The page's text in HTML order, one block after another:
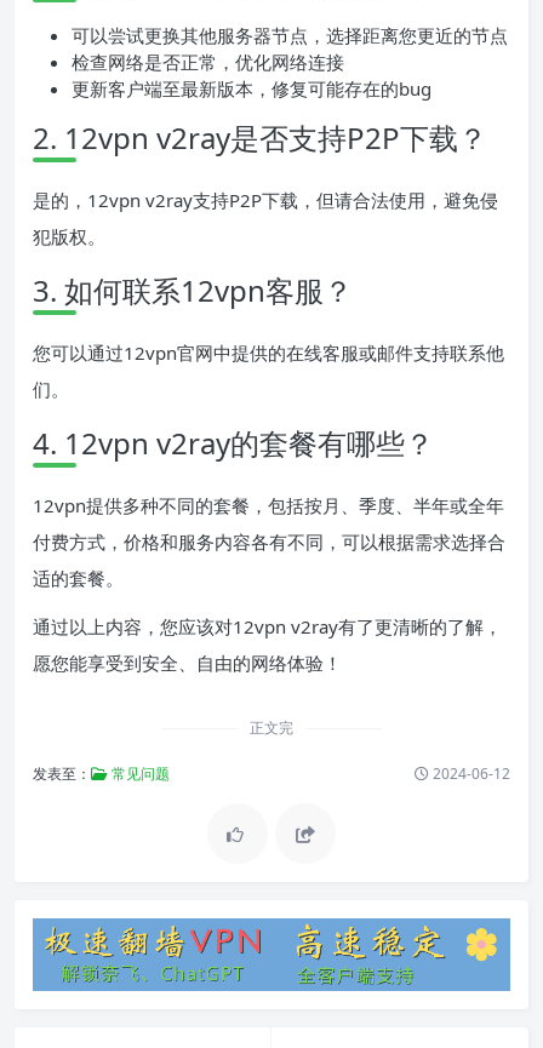
可以尝试更换其他服务器节点，选择距离您更近的节点
检查网络是否正常，优化网络连接
更新客户端至最新版本，修复可能存在的bug
2. 12vpn v2ray是否支持P2P下载？
是的，12vpn v2ray支持P2P下载，但请合法使用，避免侵
犯版权。
3. 如何联系12vpn客服？
您可以通过12vpn官网中提供的在线客服或邮件支持联系他
们。
4. 12vpn v2ray的套餐有哪些？
12vpn提供多种不同的套餐，包括按月、季度、半年或全年
付费方式，价格和服务内容各有不同，可以根据需求选择合
适的套餐。
通过以上内容，您应该对12vpn v2ray有了更清晰的了解，
愿您能享受到安全、自由的网络体验！
正文完
发表至： 常见问题 2024-06-12